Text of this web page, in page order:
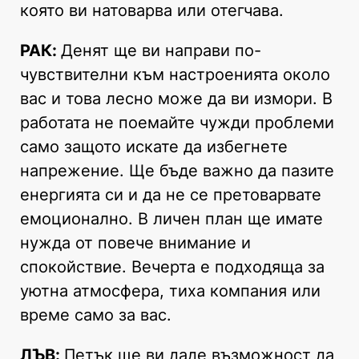
която ви натоварва или отегчава.
РАК: Денят ще ви направи по-
чувствителни към настроенията около
вас и това лесно може да ви измори. В
работата не поемайте чужди проблеми
само защото искате да избегнете
напрежение. Ще бъде важно да пазите
енергията си и да не се претоварвате
емоционално. В личен план ще имате
нужда от повече внимание и
спокойствие. Вечерта е подходяща за
уютна атмосфера, тиха компания или
време само за вас.
ЛЪВ: Петък ще ви даде възможност да